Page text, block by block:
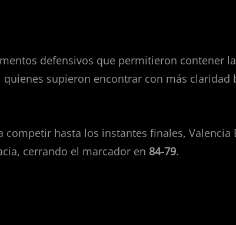
defensivos que permitieron contener
supieron encontrar con más claridad
hasta los instantes finales, Valencia
cerrando el marcador en 84-79.